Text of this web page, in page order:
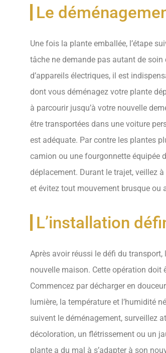
Le
Une fois la plante emballée, l’étape
tâche ne demande pas autant de
d’appareils électriques, il est
dont vous déménagez votre plante
à parcourir jusqu’à votre nouvelle
être transportées dans une voiture
est adéquate. Par contre les plantes
camion ou une fourgonnette équipée
déplacement. Durant le trajet, veillez
et évitez tout mouvement brusque ou
L’installation
Après avoir réussi le défi du
nouvelle maison. Cette opération doit
Commencez par décharger en
lumière, la température et l’humidité
suivent le déménagement, surveillez
décoloration, un flétrissement ou un
plante a du mal à s’adapter à son